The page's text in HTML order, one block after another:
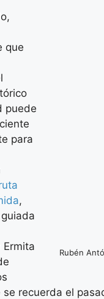
Rubén
que
puede
para
,
Ermita
se recuerda el